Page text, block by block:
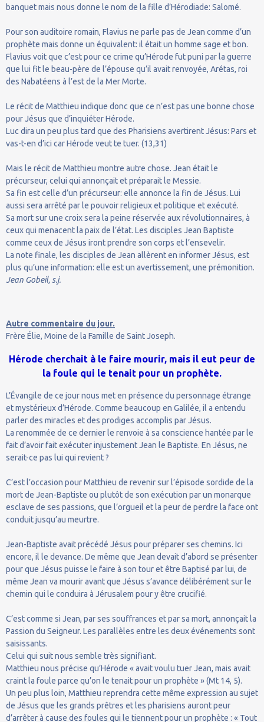
banquet mais nous donne le nom de la fille d’Hérodiade: Salomé.
Pour son auditoire romain, Flavius ne parle pas de Jean comme d’un
prophète mais donne un équivalent: il était un homme sage et bon.
Flavius voit que c’est pour ce crime qu’Hérode fut puni par la guerre
que lui fit le beau-père de l’épouse qu’il avait renvoyée, Arétas, roi
des Nabatéens à l’est de la Mer Morte.
Le récit de Matthieu indique donc que ce n’est pas une bonne chose
pour Jésus que d’inquiéter Hérode.
Luc dira un peu plus tard que des Pharisiens avertirent Jésus: Pars et
vas-t-en d’ici car Hérode veut te tuer. (13,31)
Mais le récit de Matthieu montre autre chose. Jean était le
précurseur, celui qui annonçait et préparait le Messie.
Sa fin est celle d’un précurseur: elle annonce la fin de Jésus. Lui
aussi sera arrêté par le pouvoir religieux et politique et exécuté.
Sa mort sur une croix sera la peine réservée aux révolutionnaires, à
ceux qui menacent la paix de l’état. Les disciples Jean Baptiste
comme ceux de Jésus iront prendre son corps et l’ensevelir.
La note finale, les disciples de Jean allèrent en informer Jésus, est
plus qu’une information: elle est un avertissement, une prémonition.
Jean Gobeil, s.j.
Autre commentaire du jour.
Frère Élie, Moine de la Famille de Saint Joseph.
Hérode cherchait à le faire mourir, mais il eut peur de
la foule qui le tenait pour un prophète.
L’Évangile de ce jour nous met en présence du personnage étrange
et mystérieux d’Hérode. Comme beaucoup en Galilée, il a entendu
parler des miracles et des prodiges accomplis par Jésus.
La renommée de ce dernier le renvoie à sa conscience hantée par le
fait d’avoir fait exécuter injustement Jean le Baptiste. En Jésus, ne
serait-ce pas lui qui revient ?
C’est l’occasion pour Matthieu de revenir sur l’épisode sordide de la
mort de Jean-Baptiste ou plutôt de son exécution par un monarque
esclave de ses passions, que l’orgueil et la peur de perdre la face ont
conduit jusqu’au meurtre.
Jean-Baptiste avait précédé Jésus pour préparer ses chemins. Ici
encore, il le devance. De même que Jean devait d’abord se présenter
pour que Jésus puisse le faire à son tour et être Baptisé par lui, de
même Jean va mourir avant que Jésus s’avance délibérément sur le
chemin qui le conduira à Jérusalem pour y être crucifié.
C’est comme si Jean, par ses souffrances et par sa mort, annonçait la
Passion du Seigneur. Les parallèles entre les deux événements sont
saisissants.
Celui qui suit nous semble très signifiant.
Matthieu nous précise qu’Hérode « avait voulu tuer Jean, mais avait
craint la foule parce qu’on le tenait pour un prophète » (Mt 14, 5).
Un peu plus loin, Matthieu reprendra cette même expression au sujet
de Jésus que les grands prêtres et les pharisiens auront peur
d’arrêter à cause des foules qui le tiennent pour un prophète : « Tout